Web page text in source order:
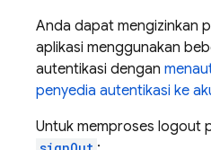
Anda dapat mengizinkan
aplikasi menggunakan
autentikasi dengan
penyedia autentikasi ke
Untuk memproses logout